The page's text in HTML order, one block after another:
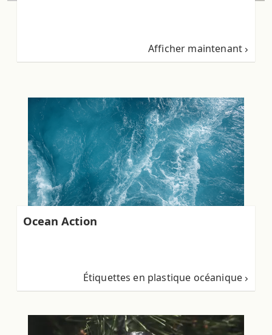
Afficher maintenant
Ocean Action
Étiquettes en plastique océanique